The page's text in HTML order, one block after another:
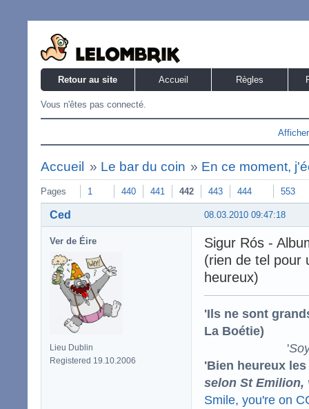
Retour au site Accueil Règles
Vous n'êtes pas connecté.
Accueil » Le bar du coin » En ce moment,
Pages 1 440 441 442 443 444 553
08.03.2010 09:47:18
Ced
Ver de Éire
Lieu Dublin
Registered 19.10.2006
Sigur Rós -
(rien de tel pour
heureux)
'Ils ne sont
La Boétie)
'
'Bien heureux
selon St Emilion,
Smile, you're on